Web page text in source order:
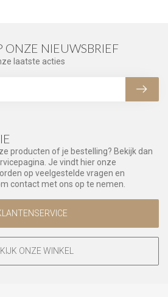
producten of je bestelling? Bekijk dan
Je vindt hier onze
op veelgestelde vragen en
contact met ons op te nemen.
ONZE WINKEL
ONZE NIEUWSBRIEF
laatste acties